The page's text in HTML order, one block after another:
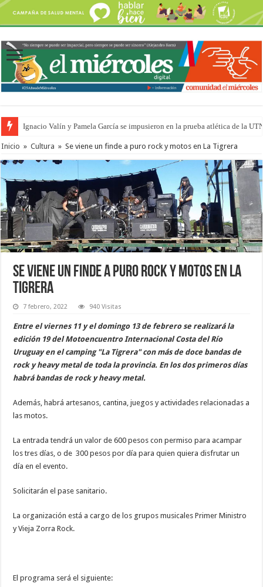
Ignacio Valín y Pamela García se impusieron en la prueba atlética de la
Traigo el litoral en mi canción: 100 años de Aníbal Sampayo
Inicio » Cultura » Se viene un finde a puro rock y motos en La Tigrera
Se viene un finde a puro rock y motos en La
Tigrera
7 febrero, 2022 940 Visitas
Entre el viernes 11 y el domingo 13 de febrero se realizará la
edición 19 del Motoencuentro Internacional Costa del Río
Uruguay en el camping "La Tigrera" con más de doce bandas de
rock y heavy metal de toda la provincia. En los dos primeros días
habrá bandas de rock y heavy metal.
Además, habrá artesanos, cantina, juegos y actividades relacionadas a
las motos.
La entrada tendrá un valor de 600 pesos con permiso para acampar
los tres días, o de 300 pesos por día para quien quiera disfrutar un
día en el evento.
Solicitarán el pase sanitario.
La organización está a cargo de los grupos musicales Primer Ministro
y Vieja Zorra Rock.
El programa será el siguiente: